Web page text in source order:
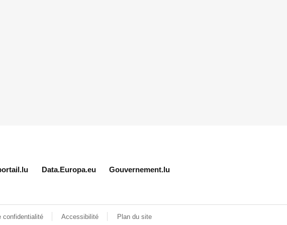
Data.Europa.eu Gouvernement.lu
confidentialité Accessibilité Plan du site